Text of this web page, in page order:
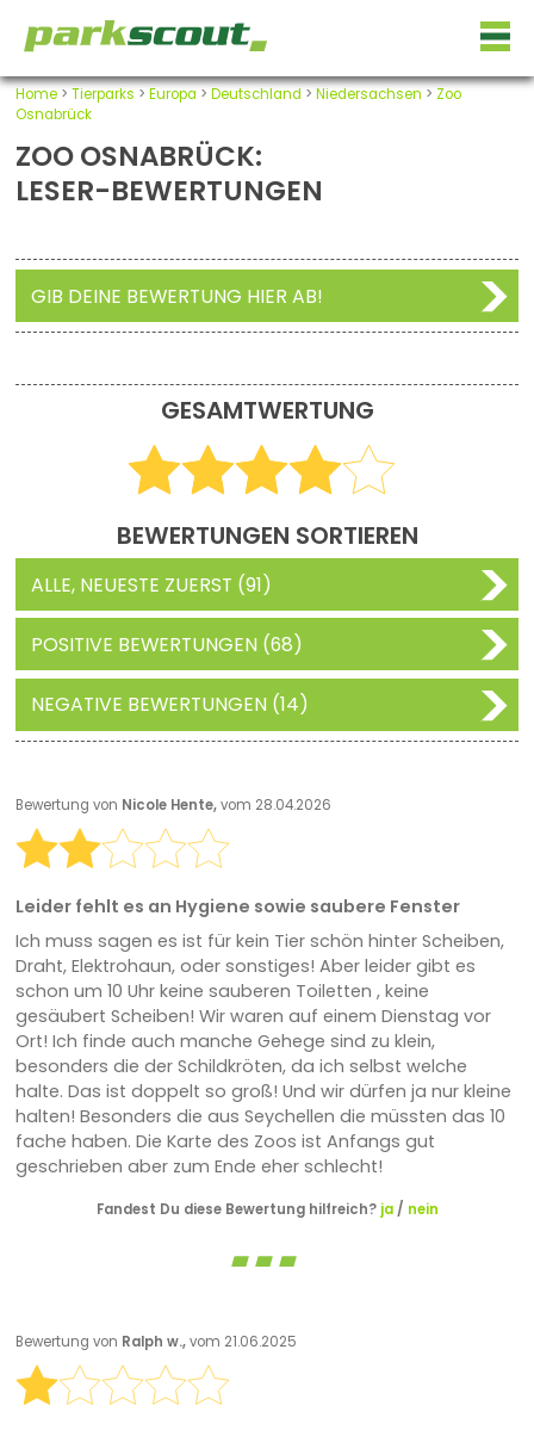
Home> Tierparks > Europa > Deutschland > Niedersachsen > Zoo
Osnabrück
ZOO OSNABRÜCK:
LESER-BEWERTUNGEN
GIB DEINE BEWERTUNG HIER AB!
GESAMTWERTUNG
BEWERTUNGEN SORTIEREN
ALLE, NEUESTE ZUERST (91)
POSITIVE BEWERTUNGEN (68)
NEGATIVE BEWERTUNGEN (14)
Bewertung von Nicole Hente,vom 28.04.2026
Leider fehlt es an Hygiene sowie saubere Fenster
Ich muss sagen es ist für kein Tier schön hinter Scheiben,
Draht, Elektrohaun, oder sonstiges! Aber leider gibt es
schon um 10 Uhr keine sauberen Toiletten , keine
gesäubert Scheiben! Wir waren auf einem Dienstag vor
Ort! Ich finde auch manche Gehege sind zu klein,
besonders die der Schildkröten, da ich selbst welche
halte. Das ist doppelt so groß! Und wir dürfen ja nur kleine
halten! Besonders die aus Seychellen die müssten das 10
fache haben. Die Karte des Zoos ist Anfangs gut
geschrieben aber zum Ende eher schlecht!
Fandest Du diese Bewertung hilfreich? ja/ nein
Bewertung von Ralph w.,vom 21.06.2025